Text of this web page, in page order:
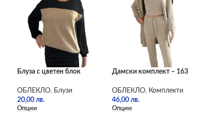
Блуза с цветен блок
ОБЛЕКЛО, Блузи
20,00 лв.
Опции
Дамски комплект – 163
ОБЛЕКЛО, Комплекти
46,00 лв.
Опции